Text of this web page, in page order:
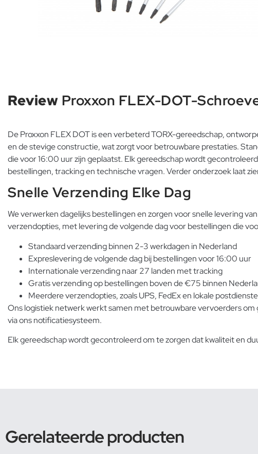
Review Proxxon FLEX-DOT-
De Proxxon FLEX DOT is een verbeterd TORX-gereedschap,
en de stevige constructie, wat zorgt voor betrouwbare prestaties.
die voor 16:00 uur zijn geplaatst. Elk gereedschap wordt
bestellingen, tracking en technische vragen. Verder onderzoek laat
Snelle Verzending Elke Dag
We verwerken dagelijks bestellingen en zorgen voor snelle levering
verzendopties, met levering de volgende dag voor bestellingen die
Standaard verzending binnen 2-3 werkdagen in Nederland
Expreslevering de volgende dag bij bestellingen voor 16:00 uur
Internationale verzending naar 27 landen met tracking
Gratis verzending op bestellingen boven de €75 binnen
Meerdere verzendopties, zoals UPS, FedEx en lokale
Ons logistiek netwerk werkt samen met betrouwbare vervoerders
via ons notificatiesysteem.
Elk gereedschap wordt gecontroleerd om te zorgen datkwaliteit en
Gerelateerde producten